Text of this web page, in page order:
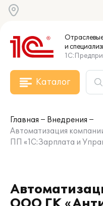
и
Каталог
Главная
Внедрения
Автоматизация
ПП «1С:Зарплата и